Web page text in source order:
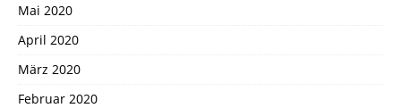
Mai 2020
April 2020
März 2020
Februar 2020